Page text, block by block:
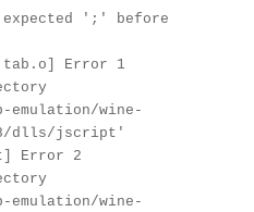
';' before
Error 1
emulation/wine-
dlls/jscript'
Error 2
emulation/wine-